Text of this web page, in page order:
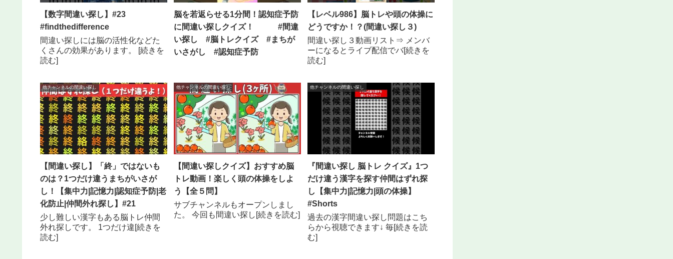
【数字間違い探し】#23
#findthedifference
間違い探しには脳の活性化などた
くさんの効果があります。 [続きを
読む]
脳を若返らせる1分間！認知症予防
に間違い探しクイズ！ #間違
い探し #脳トレクイズ #まちが
いさがし #認知症予防
【レベル986】脳トレや頭の体操に
どうですか！？(間違い探し３)
間違い探し３動画リスト⇒ メンバ
ーになるとライブ配信でバ[続きを
読む]
他チャンネルの間違い探し
【間違い探し】「終」ではないも
のは？1つだけ違うまちがいさが
し！【集中力|記憶力|認知症予防|老
化防止|仲間外れ探し】#21
少し難しい漢字もある脳トレ仲間
外れ探しです。 1つだけ違[続きを
読む]
他チャンネルの間違い探し
【間違い探しクイズ】おすすめ脳
トレ動画！楽しく頭の体操をしよ
う【全５問】
サブチャンネルもオープンしまし
た。 今回も間違い探し[続きを読む]
他チャンネルの間違い探し
『間違い探し 脳トレ クイズ』1つ
だけ違う漢字を探す仲間はずれ探
し【集中力|記憶力|頭の体操】
#Shorts
過去の漢字間違い探し問題はこち
らから視聴できます↓ 毎[続きを読
む]